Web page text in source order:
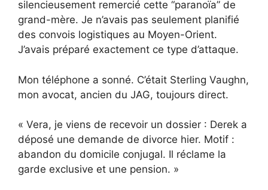
silencieusement remercié cette “paranoïa” de
grand-mère. Je n’avais pas seulement planifié
des convois logistiques au Moyen-Orient.
J’avais préparé exactement ce type d’attaque.
Mon téléphone a sonné. C’était Sterling Vaughn,
mon avocat, ancien du JAG, toujours direct.
« Vera, je viens de recevoir un dossier : Derek a
déposé une demande de divorce hier. Motif :
abandon du domicile conjugal. Il réclame la
garde exclusive et une pension. »